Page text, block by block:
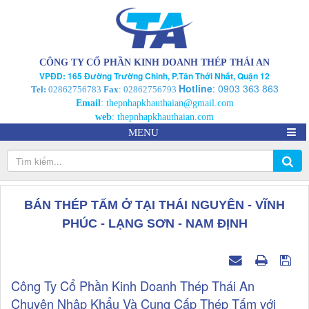
CÔNG TY CỔ PHẦN KINH DOANH THÉP THÁI AN
VPĐD: 165 Đường Trường Chinh, P.Tân Thới Nhất, Quận 12
Tel: 02862756783 Fax: 02862756793 Hotline: 0903 363 863
Email: thepnhapkhauthaian@gmail.com
web: thepnhapkhauthaian.com
MENU
BÁN THÉP TẤM Ở TẠI THÁI NGUYÊN - VĨNH
PHÚC - LẠNG SƠN - NAM ĐỊNH
Công Ty Cổ Phần Kinh Doanh Thép Thái An
Chuyên Nhập Khẩu Và Cung Cấp Thép Tấm với